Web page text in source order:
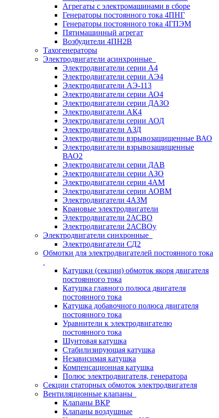
Агрегаты с электромашинами в сборе
Генераторы постоянного тока 4ПНГ
Генераторы постоянного тока 4ГПЭМ
Пятимашинный агрегат
Возбудители 4ПН2В
Тахогенераторы
Электродвигатели асинхронные
Электродвигатели серии А4
Электродвигатели серии АЭ4
Электродвигатели АЭ-113
Электродвигатели серии АО4
Электродвигатели серии ДАЗО
Электродвигатели АК4
Электродвигатели серии АОД
Электродвигатели АЗД
Электродвигатели взрывозащищенные ВАО
Электродвигатели взрывозащищенные
ВАО2
Электродвигатели серии ДАВ
Электродвигатели серии АЗО
Электродвигатели серии 4АМ
Электродвигатели серии АОВМ
Электродвигатели 4АЗМ
Крановые электродвигатели
Электродвигатели 2АСВО
Электродвигатели 2АСВОу
Электродвигатели синхронные
Электродвигатели СД2
Обмотки для электродвигателей постоянного тока
Катушки (секции) обмоток якоря двигателя
постоянного тока
Катушка главного полюса двигателя
постоянного тока
Катушка добавочного полюса двигателя
постоянного тока
Уравнители к электродвигателю
постоянного тока
Шунтовая катушка
Стабилизирующая катушка
Независимая катушка
Компенсационная катушка
Полюс электродвигателя, генератора
Секции статорных обмоток электродвигателя
Вентиляционные клапаны
Клапаны ВКР
Клапаны воздушные